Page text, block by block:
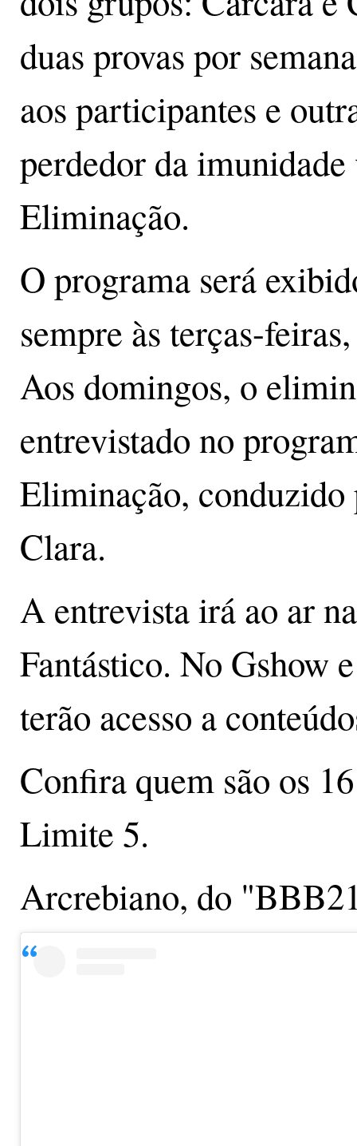
duas provas por
aos participantes e
perdedor da
Eliminação.
O programa será
sempre às terças-
Aos domingos, o
entrevistado no
Eliminação, conduzido
Clara.
A entrevista irá ao ar
Fantástico. No Gshow
terão acesso a
Confira quem são os
Limite 5.
Arcrebiano, do